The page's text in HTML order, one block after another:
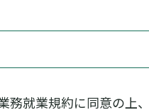
務就業規約に同意の上